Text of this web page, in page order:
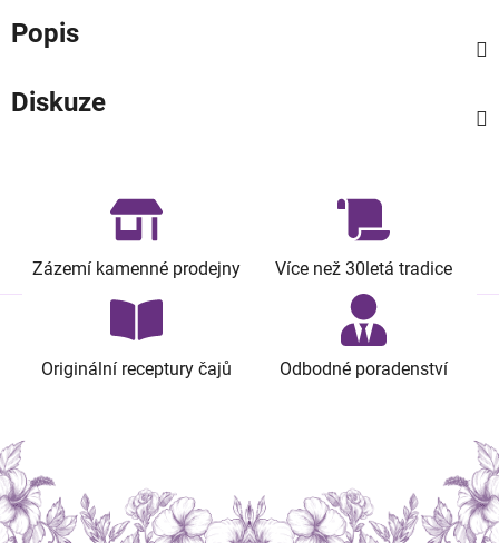
Popis
Diskuze
Zázemí kamenné prodejny Více než 30letá tradice
Originální receptury čajů Odbodné poradenství